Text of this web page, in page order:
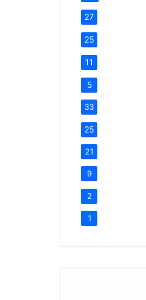
27
25
11
5
33
25
21
9
2
1